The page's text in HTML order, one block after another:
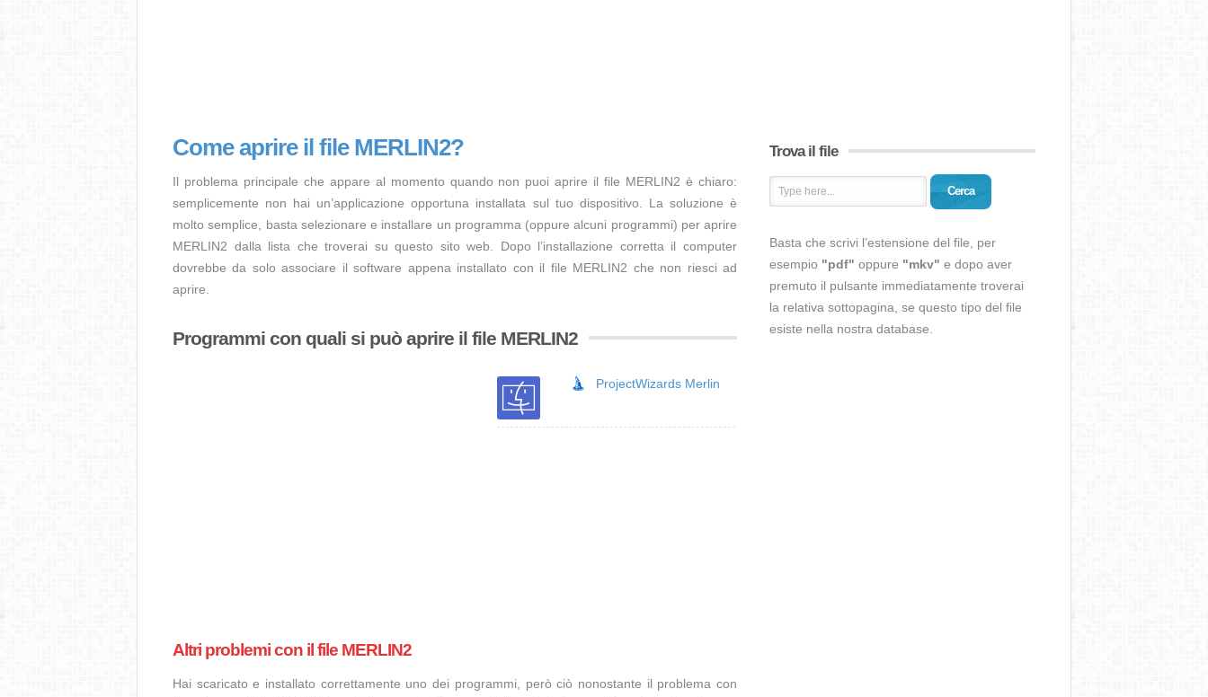
Come aprire il file MERLIN2?
Il problema principale che appare al momento quando non puoi aprire il file MERLIN2 è chiaro:
semplicemente non hai un’applicazione opportuna installata sul tuo dispositivo. La soluzione è
molto semplice, basta selezionare e installare un programma (oppure alcuni programmi) per aprire
MERLIN2 dalla lista che troverai su questo sito web. Dopo l’installazione corretta il computer
dovrebbe da solo associare il software appena installato con il file MERLIN2 che non riesci ad
aprire.
Programmi con quali si può aprire il file MERLIN2
ProjectWizards Merlin
Altri problemi con il file MERLIN2
Hai scaricato e installato correttamente uno dei programmi, però ciò nonostante il problema con
Trova il file
Cerca
Basta che scrivi l’estensione del file, per
esempio "pdf" oppure "mkv" e dopo aver
premuto il pulsante immediatamente troverai
la relativa sottopagina, se questo tipo del file
esiste nella nostra database.